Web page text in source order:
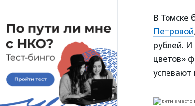
В Томске
Петровой
рублей. И
цветов»
успевают